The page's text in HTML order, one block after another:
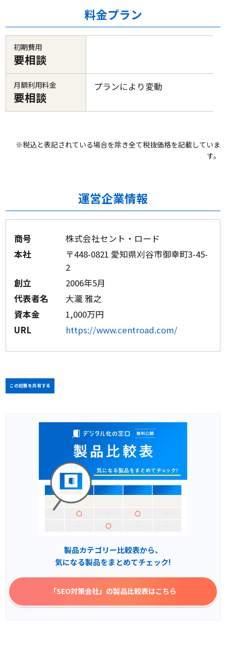
料金プラン
初期費用
要相談
月額利用料金
要相談
プランにより変動
※税込と表記されている場合を除き全て税抜価格を記載していま
す。
運営企業情報
商号
株式会社セント・ロード
本社
〒448-0821 愛知県刈谷市御幸町3-45-
2
創立
2006年5月
代表者名
大瀧 雅之
資本金
1,000万円
URL
https://www.centroad.com/
この記事を共有する
製品カテゴリー比較表から、
気になる製品をまとめてチェック!
「SEO対策会社」 の製品比較表はこちら